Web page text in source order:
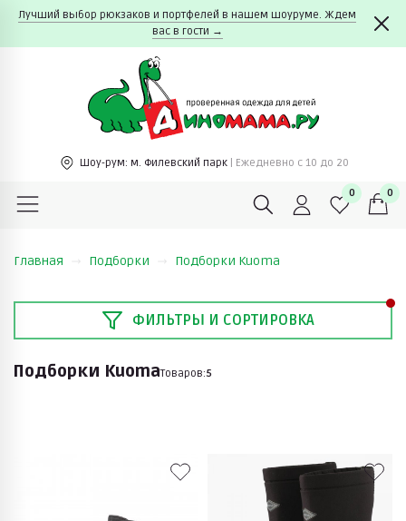
Лучший выбор рюкзаков и портфелей в нашем шоуруме. Ждем
вас в гости →
Шоу-рум: м. Филевский парк | Ежедневно c 10 до 20
0 0
Главная Подборки Подборки Kuoma
ФИЛЬТРЫ И СОРТИРОВКА
Подборки KuomaТоваров:5